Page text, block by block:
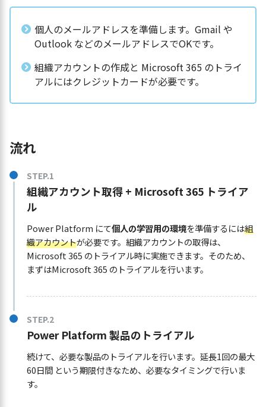
個人のメールアドレスを準備します。Gmail や
Outlook などのメールアドレスでOKです。
組織アカウントの作成と Microsoft 365 のトライ
アルにはクレジットカードが必要です。
流れ
組織アカウント取得 + Microsoft 365 トライア
ル
Power Platform にて個人の学習用の環境を準備するには組
織アカウントが必要です。組織アカウントの取得は、
Microsoft 365 のトライアル時に実施できます。そのため、
まずはMicrosoft 365 のトライアルを行います。
Power Platform 製品のトライアル
続けて、必要な製品のトライアルを行います。延長1回の最大
60日間 という期限付きなため、必要なタイミングで行いま
す。